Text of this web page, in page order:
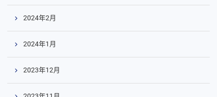
2024年2月
2024年1月
2023年12月